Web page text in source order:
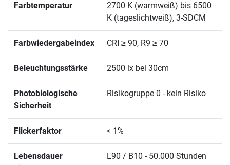
Farbtemperatur
2700 K (warmweiß) bis 6500
K (tageslichtweiß), 3-SDCM
Farbwiedergabeindex CRI ≥ 90, R9 ≥ 70
Beleuchtungsstärke 2500 lx bei 30cm
Photobiologische
Sicherheit
Risikogruppe 0 - kein Risiko
Flickerfaktor < 1%
Lebensdauer
L90 / B10 - 50.000 Stunden